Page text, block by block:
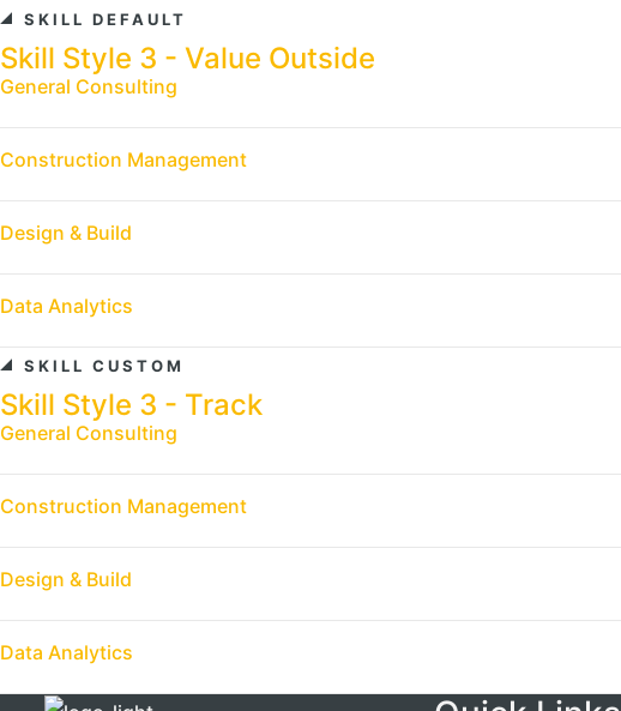
SKILL DEFAULT
Skill Style 3 - Value Outside
General Consulting
Construction Management
Design & Build
Data Analytics
SKILL CUSTOM
Skill Style 3 - Track
General Consulting
Construction Management
Design & Build
Data Analytics